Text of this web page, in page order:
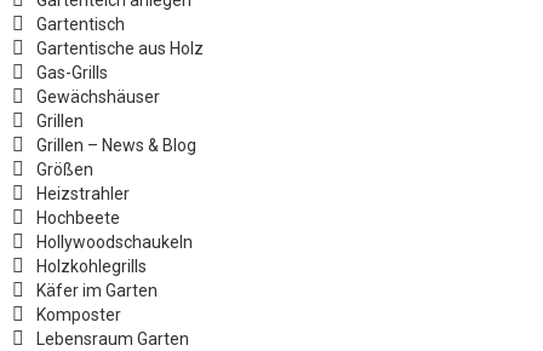
Gartentisch
Gartentische aus Holz
Gas-Grills
Gewächshäuser
Grillen
Grillen – News & Blog
Größen
Heizstrahler
Hochbeete
Hollywoodschaukeln
Holzkohlegrills
Käfer im Garten
Komposter
Lebensraum Garten